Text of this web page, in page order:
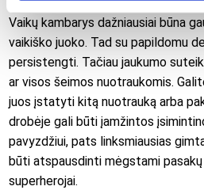
Vaikų kambarys dažniausiai būna
vaikiško juoko. Tad su papildomu
persistengti. Tačiau jaukumo
ar visos šeimos nuotraukomis.
juos įstatyti kitą nuotrauką arba
drobėje gali būti įamžintos
pavyzdžiui, pats linksmiausias
būti atspausdinti mėgstami
superherojai.